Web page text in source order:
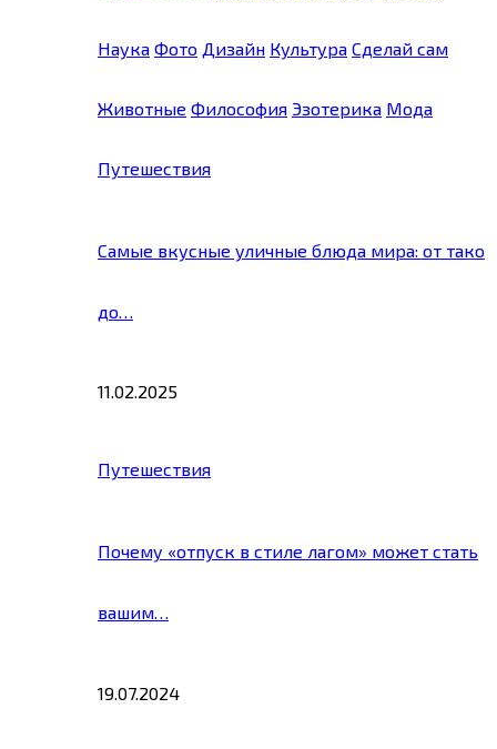
Наука Фото Дизайн Культура Сделай сам
Животные Философия Эзотерика Мода
Путешествия
Самые вкусные уличные блюда мира: от тако
до…
11.02.2025
Путешествия
Почему «отпуск в стиле лагом» может стать
вашим…
19.07.2024